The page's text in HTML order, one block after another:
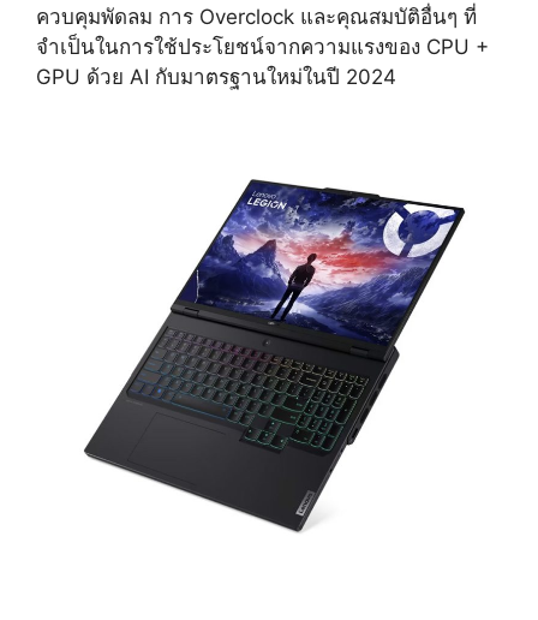
ควบคุมพัดลม การ Overclock และคุณสมบัติอื่นๆ ที่
จำเป็นในการใช้ประโยชน์จากความแรงของ CPU +
GPU ด้วย AI กับมาตรฐานใหม่ในปี 2024